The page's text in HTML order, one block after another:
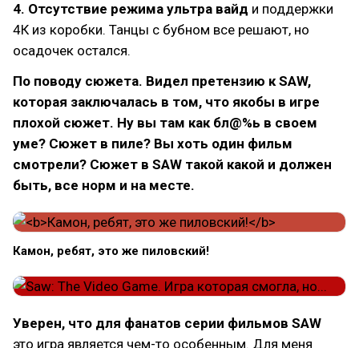
4. Отсутствие режима ультра вайд и поддержки
4К из коробки. Танцы с бубном все решают, но
осадочек остался.
По поводу сюжета. Видел претензию к SAW,
которая заключалась в том, что якобы в игре
плохой сюжет. Ну вы там как бл@%ь в своем
уме? Сюжет в пиле? Вы хоть один фильм
смотрели? Сюжет в SAW такой какой и должен
быть, все норм и на месте.
Камон, ребят, это же пиловский!
Уверен, что для фанатов серии фильмов SAW
это игра является чем-то особенным. Для меня